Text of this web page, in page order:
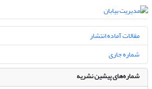
مقالات آماده انتشار
شماره جاری
شماره‌های پیشین نشریه